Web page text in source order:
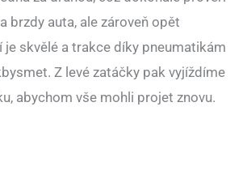
brzdy auta, ale zároveň opět
je skvělé a trakce díky pneumatikám
Z levé zatáčky pak vyjíždíme
abychom vše mohli projet znovu.